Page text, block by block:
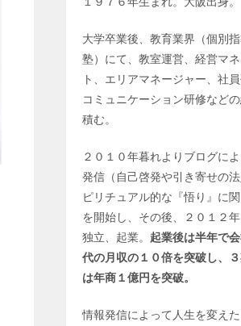
大学卒業後、教育業界（個別
塾）にて、教室運営、経営マ
ト、エリアマネージャー、社員
コミュニケーション研修など
積む。
２０１０年暮れよりブログに
発信（自己啓発や引き寄せの
ピリチュアル的な『悟り』に関
を開始し、その後、２０１２
独立、起業。 起業後は半年で
代の月収の１０倍を突破し、
は年商１億円を突破。
情報発信によって人生を変え